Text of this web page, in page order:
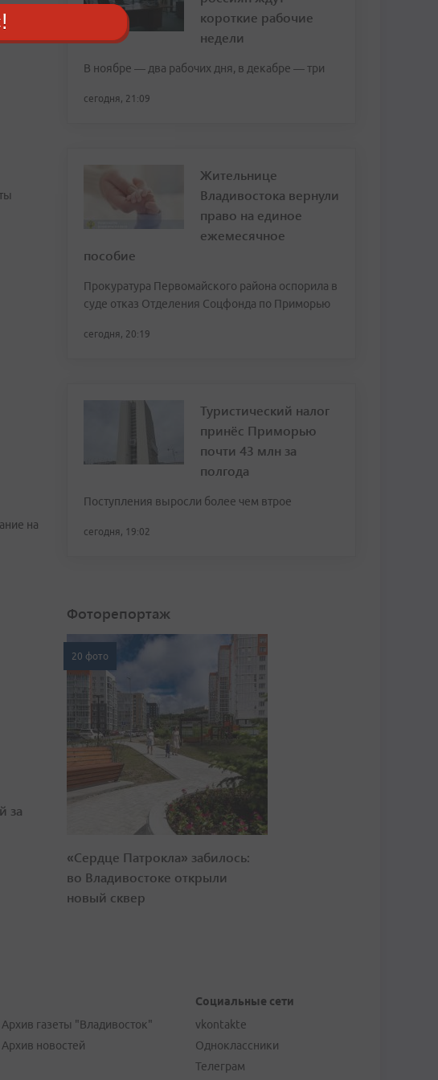
на
за
короткие рабочие
недели
В ноябре — два рабочих дня, в декабре — три
сегодня, 21:09
Жительнице
Владивостока вернули
право на единое
ежемесячное
пособие
Прокуратура Первомайского района оспорила в
суде отказ Отделения Соцфонда по Приморью
сегодня, 20:19
Туристический налог
принёс Приморью
почти 43 млн за
полгода
Поступления выросли более чем втрое
сегодня, 19:02
Фоторепортаж
20 фото
«Сердце Патрокла» забилось:
во Владивостоке открыли
новый сквер
Архив газеты "Владивосток"
Архив новостей
Социальные сети
vkontakte
Одноклассники
Телеграм